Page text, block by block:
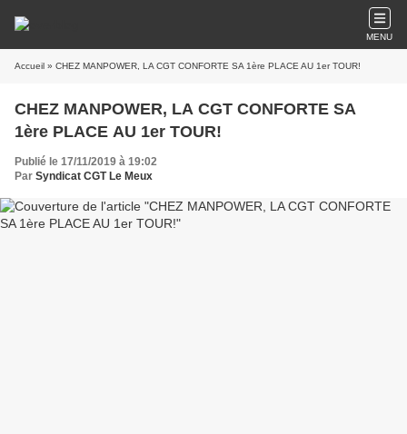
MENU
Accueil » CHEZ MANPOWER, LA CGT CONFORTE SA 1ère PLACE AU 1er TOUR!
CHEZ MANPOWER, LA CGT CONFORTE SA
1ère PLACE AU 1er TOUR!
Publié le 17/11/2019 à 19:02
Par Syndicat CGT Le Meux